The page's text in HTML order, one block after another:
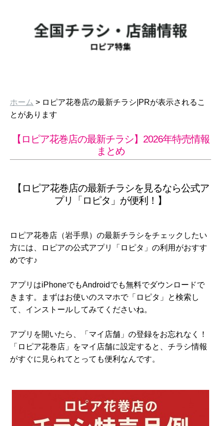
ホーム > ロピア花巻店の最新チラシ|PRが表示されるこ
とがあります
【ロピア花巻店の最新チラシ】2026年特売情報
まとめ
【ロピア花巻店の最新チラシを見るなら公式ア
プリ「ロピタ」が便利！】
ロピア花巻店（岩手県）の最新チラシをチェックしたい
方には、ロピアの公式アプリ「ロピタ」の利用がおすす
めです♪
アプリはiPhoneでもAndroidでも無料でダウンロードで
きます。まずはお使いのスマホで「ロピタ」と検索し
て、インストールしてみてくださいね。
アプリを開いたら、「マイ店舗」の登録をお忘れなく！
「ロピア花巻店」をマイ店舗に設定すると、チラシ情報
がすぐに見られてとっても便利なんです。